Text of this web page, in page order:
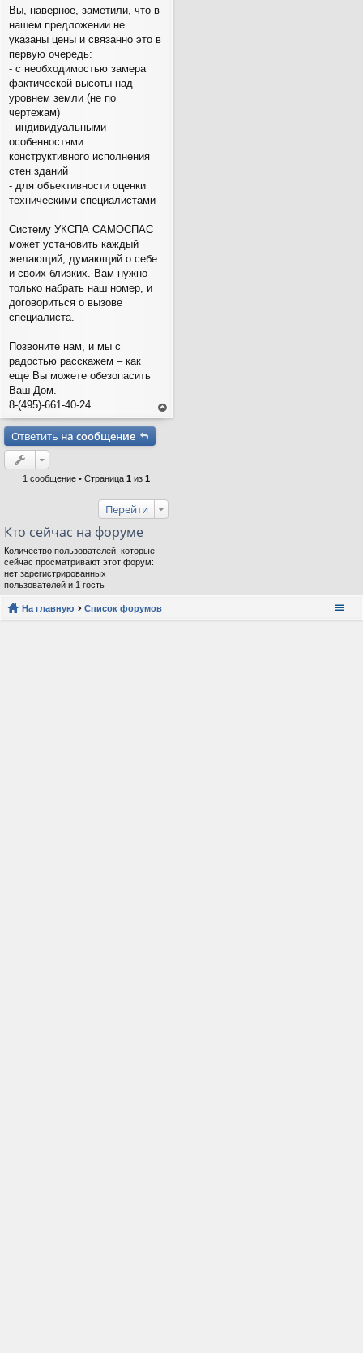
Вы, наверное, заметили, что в
нашем предложении не
указаны цены и связанно это в
первую очередь:
- с необходимостью замера
фактической высоты над
уровнем земли (не по
чертежам)
- индивидуальными
особенностями
конструктивного исполнения
стен зданий
- для объективности оценки
техническими специалистами
Систему УКСПА САМОСПАС
может установить каждый
желающий, думающий о себе
и своих близких. Вам нужно
только набрать наш номер, и
договориться о вызове
специалиста.
Позвоните нам, и мы с
радостью расскажем – как
еще Вы можете обезопасить
Ваш Дом.
8-(495)-661-40-24
Ответить на сообщение
1 сообщение • Страница 1 из 1
Перейти
Кто сейчас на форуме
Количество пользователей, которые
сейчас просматривают этот форум:
нет зарегистрированных
пользователей и 1 гость
На главную Список форумов